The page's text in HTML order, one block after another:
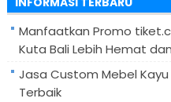
Manfaatkan Promo
Kuta Bali Lebih Hemat
Jasa Custom Mebel
Terbaik